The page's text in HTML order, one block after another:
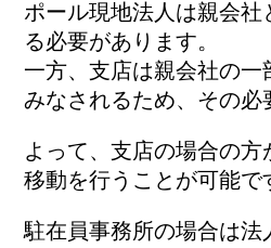
ポール現地法人は親会社
る必要があります。
一方、支店は親会社の一
みなされるため、その必
よって、支店の場合の方
移動を行うことが可能で
駐在員事務所の場合は法